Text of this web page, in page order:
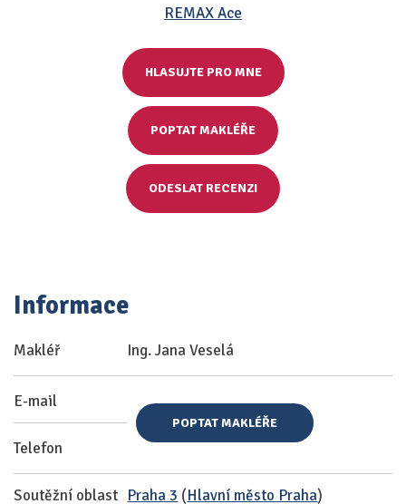
REMAX Ace
HLASUJTE PRO MNE
POPTAT MAKLÉŘE
ODESLAT RECENZI
Informace
Makléř Ing. Jana Veselá
E-mail
Telefon
POPTAT MAKLÉŘE
Soutěžní oblast Praha 3 (Hlavní město Praha)